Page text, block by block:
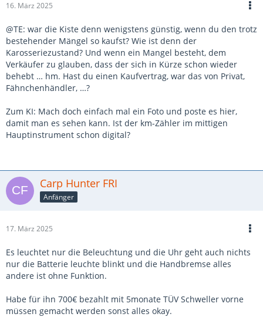
16. März 2025
@TE: war die Kiste denn wenigstens günstig, wenn du den trotz
bestehender Mängel so kaufst? Wie ist denn der
Karosseriezustand? Und wenn ein Mangel besteht, dem
Verkäufer zu glauben, dass der sich in Kürze schon wieder
behebt … hm. Hast du einen Kaufvertrag, war das von Privat,
Fähnchenhändler, …?
Zum KI: Mach doch einfach mal ein Foto und poste es hier,
damit man es sehen kann. Ist der km-Zähler im mittigen
Hauptinstrument schon digital?
Carp Hunter FRI
Anfänger
17. März 2025
Es leuchtet nur die Beleuchtung und die Uhr geht auch nichts
nur die Batterie leuchte blinkt und die Handbremse alles
andere ist ohne Funktion.
Habe für ihn 700€ bezahlt mit 5monate TÜV Schweller vorne
müssen gemacht werden sonst alles okay.